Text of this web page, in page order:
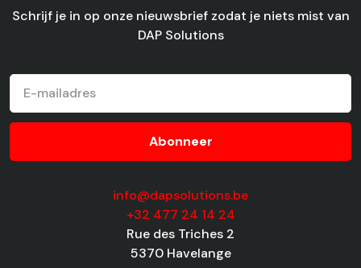
Schrijf je in op onze nieuwsbrief zodat je niets mist van
DAP Solutions
info@dapsolutions.be
+32 477 24 14 24
Rue des Triches 2
5370 Havelange